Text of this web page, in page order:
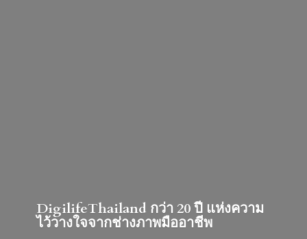
DigilifeThailand กว่า 20 ปี แห่งความ
ไว้วางใจจากช่างภาพมืออาชีพ